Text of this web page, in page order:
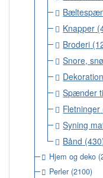
Knapper
Broderi
Snore,
Spænder
Fletninger
Syning
Bånd
Hjem og deko
Perler (2100)